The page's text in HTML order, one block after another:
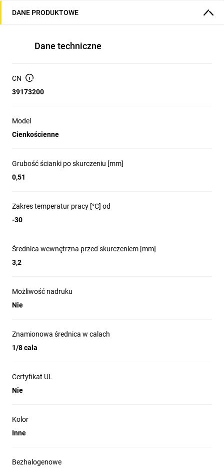
DANE PRODUKTOWE
Dane techniczne
CN
39173200
Model
Cienkościenne
Grubość ścianki po skurczeniu [mm]
0,51
Zakres temperatur pracy [°C] od
-30
Średnica wewnętrzna przed skurczeniem [mm]
3,2
Możliwość nadruku
Nie
Znamionowa średnica w calach
1/8 cala
Certyfikat UL
Nie
Kolor
Inne
Bezhalogenowe